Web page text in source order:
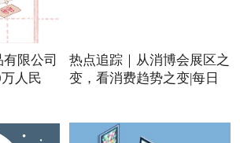
限公司
人民
热点追踪｜从消博会展区之
变，看消费趋势之变|每日